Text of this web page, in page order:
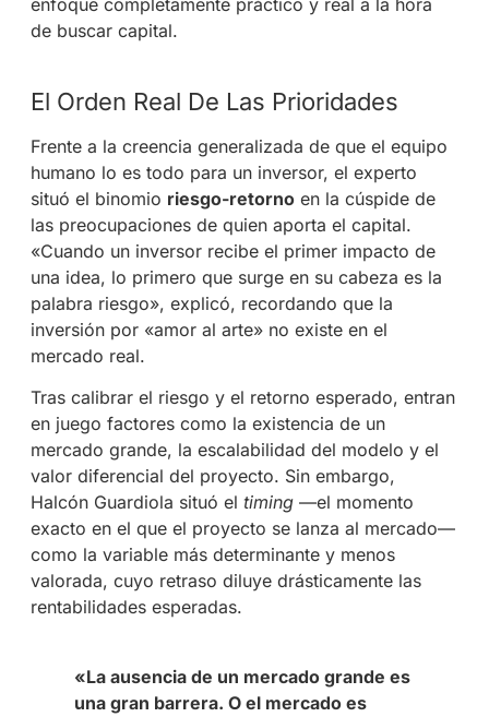
de buscar capital.
El Orden Real De Las Prioridades
Frente a la creencia generalizada de que el equipo
humano lo es todo para un inversor, el experto
situó el binomio riesgo-retornoen la cúspide de
las preocupaciones de quien aporta el capital.
«Cuando un inversor recibe el primer impacto de
una idea, lo primero que surge en su cabeza es la
palabra riesgo», explicó, recordando que la
inversión por «amor al arte» no existe en el
mercado real.
Tras calibrar el riesgo y el retorno esperado, entran
en juego factores como la existencia de un
mercado grande, la escalabilidad del modelo y el
valor diferencial del proyecto. Sin embargo,
Halcón Guardiola situó el timing—el momento
exacto en el que el proyecto se lanza al mercado—
como la variable más determinante y menos
valorada, cuyo retraso diluye drásticamente las
rentabilidades esperadas.
«La ausencia de un mercado grande es
una gran barrera. O el mercado es